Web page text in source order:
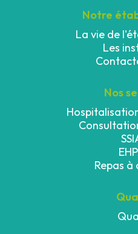
Notre
La vie de
Les
Nos
Repas à